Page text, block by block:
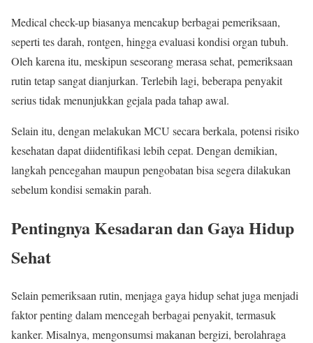
Medical check-up biasanya mencakup berbagai pemeriksaan,
seperti tes darah, rontgen, hingga evaluasi kondisi organ tubuh.
Oleh karena itu, meskipun seseorang merasa sehat, pemeriksaan
rutin tetap sangat dianjurkan. Terlebih lagi, beberapa penyakit
serius tidak menunjukkan gejala pada tahap awal.
Selain itu, dengan melakukan MCU secara berkala, potensi risiko
kesehatan dapat diidentifikasi lebih cepat. Dengan demikian,
langkah pencegahan maupun pengobatan bisa segera dilakukan
sebelum kondisi semakin parah.
Pentingnya Kesadaran dan Gaya Hidup
Sehat
Selain pemeriksaan rutin, menjaga gaya hidup sehat juga menjadi
faktor penting dalam mencegah berbagai penyakit, termasuk
kanker. Misalnya, mengonsumsi makanan bergizi, berolahraga